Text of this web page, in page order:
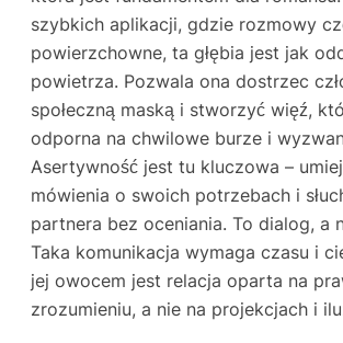
szybkich aplikacji, gdzie rozmowy
powierzchowne, ta głębia jest jak
powietrza. Pozwala ona dostrzec
społeczną maską i stworzyć więź,
odporna na chwilowe burze i
Asertywność jest tu kluczowa –
mówienia o swoich potrzebach i
partnera bez oceniania. To dialog, a
Taka komunikacja wymaga czasu i
jej owocem jest relacja oparta na
zrozumieniu, a nie na projekcjach i